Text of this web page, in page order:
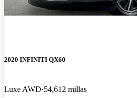
2020 INFINITI QX60
Luxe AWD 54,612 millas